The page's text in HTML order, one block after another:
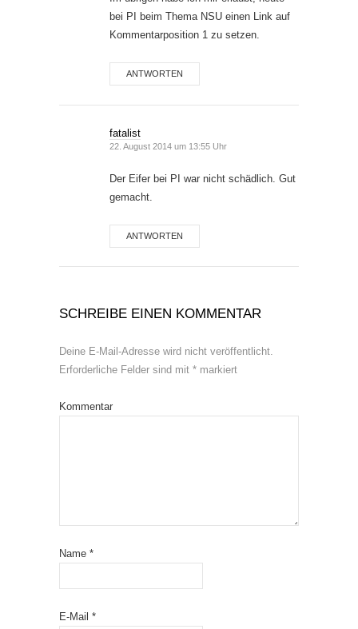
bei PI beim Thema NSU einen Link auf
Kommentarposition 1 zu setzen.
ANTWORTEN
fatalist
22. August 2014 um 13:55 Uhr
Der Eifer bei PI war nicht schädlich. Gut
gemacht.
ANTWORTEN
SCHREIBE EINEN KOMMENTAR
Deine E-Mail-Adresse wird nicht veröffentlicht.
Erforderliche Felder sind mit * markiert
Kommentar
Name *
E-Mail *